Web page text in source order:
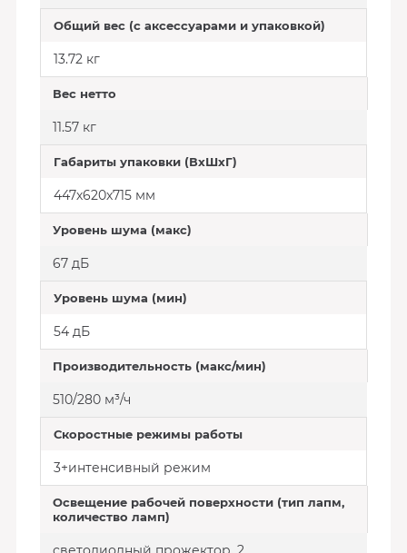
Общий вес (с аксессуарами и упаковкой)
13.72 кг
Вес нетто
11.57 кг
Габариты упаковки (ВхШхГ)
447х620х715 мм
Уровень шума (макс)
67 дБ
Уровень шума (мин)
54 дБ
Производительность (макс/мин)
510/280 м³/ч
Скоростные режимы работы
3+интенсивный режим
Освещение рабочей поверхности (тип лапм,
количество ламп)